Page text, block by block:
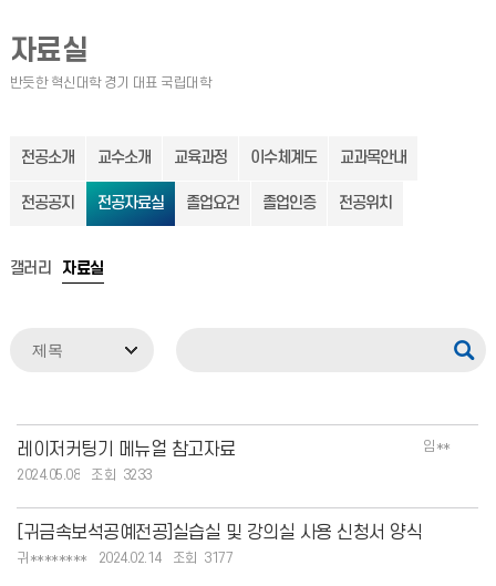
자료실
전공소개 교수소개 교육과정 이수체계도 교과목안내
전공공지 전공자료실 졸업요건 졸업인증 전공위치
갤러리 자료실
레이저커팅기 메뉴얼 참고자료
임**
2024.05.08
3233
[귀금속보석공예전공]실습실 및 강의실 사용 신청서 양식
귀******** 2024.02.14 3177